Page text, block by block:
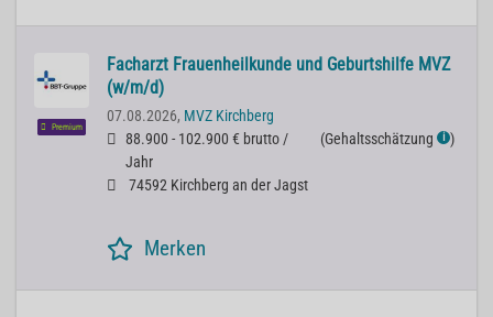
Premium
Facharzt Frauenheilkunde und Geburtshilfe MVZ
(w/m/d)
07.08.2026, MVZ Kirchberg
88.900 - 102.900 € brutto /
Jahr
(Gehaltsschätzung ℹ )
74592 Kirchberg an der Jagst
Merken